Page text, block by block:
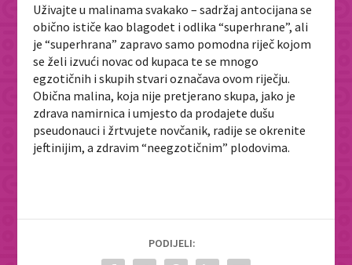
Uživajte u malinama svakako – sadržaj antocijana se
obično ističe kao blagodet i odlika “superhrane”, ali
je “superhrana” zapravo samo pomodna riječ kojom
se želi izvući novac od kupaca te se mnogo
egzotičnih i skupih stvari označava ovom riječju.
Obična malina, koja nije pretjerano skupa, jako je
zdrava namirnica i umjesto da prodajete dušu
pseudonauci i žrtvujete novčanik, radije se okrenite
jeftinijim, a zdravim “neegzotičnim” plodovima.
PODIJELI: